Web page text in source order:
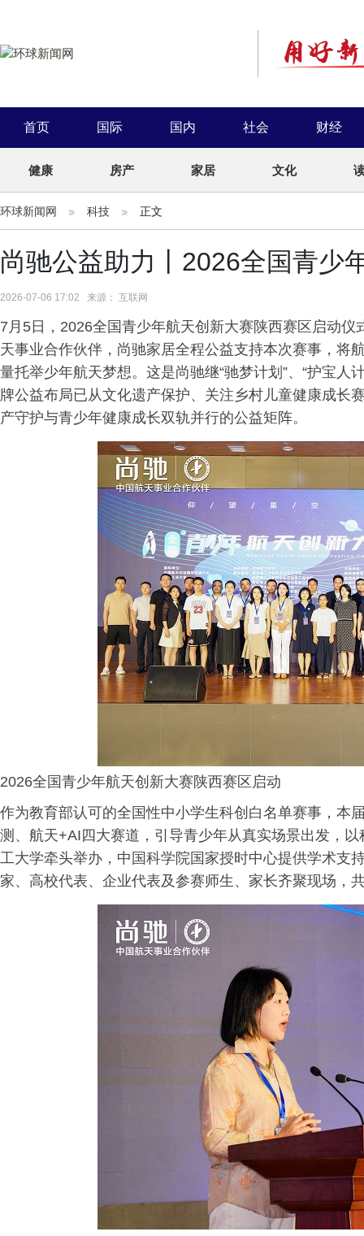
首页 国际 国内 社会 财经
健康 房产 家居 文化
环球新闻网 科技 正文
尚驰公益助力丨2026全国青少
2026-07-06 17:02 来源： 互联网
7月5日，2026全国青少年航天创新大赛陕西赛区启动
天事业合作伙伴，尚驰家居全程公益支持本次赛事，将
量托举少年航天梦想。这是尚驰继“驰梦计划”、“护宝
牌公益布局已从文化遗产保护、关注乡村儿童健康成长
产守护与青少年健康成长双轨并行的公益矩阵。
2026全国青少年航天创新大赛陕西赛区启动
作为教育部认可的全国性中小学生科创白名单赛事，本
测、航天+AI四大赛道，引导青少年从真实场景出发，
工大学牵头举办，中国科学院国家授时中心提供学术支
家、高校代表、企业代表及参赛师生、家长齐聚现场，